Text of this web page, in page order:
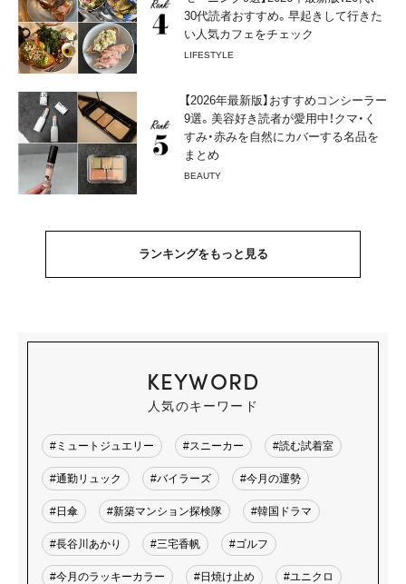
30代読者おすすめ。早起きして行きた
い人気カフェをチェック
LIFESTYLE
【2026年最新版】おすすめコンシーラー
9選。美容好き読者が愛用中！クマ・く
すみ・赤みを自然にカバーする名品を
まとめ
BEAUTY
ランキングをもっと見る
KEYWORD
人気のキーワード
#ミュートジュエリー #スニーカー #読む試着室
#通勤リュック #バイラーズ #今月の運勢
#日傘 #新築マンション探検隊 #韓国ドラマ
#長谷川あかり #三宅香帆 #ゴルフ
#今月のラッキーカラー #日焼け止め #ユニクロ